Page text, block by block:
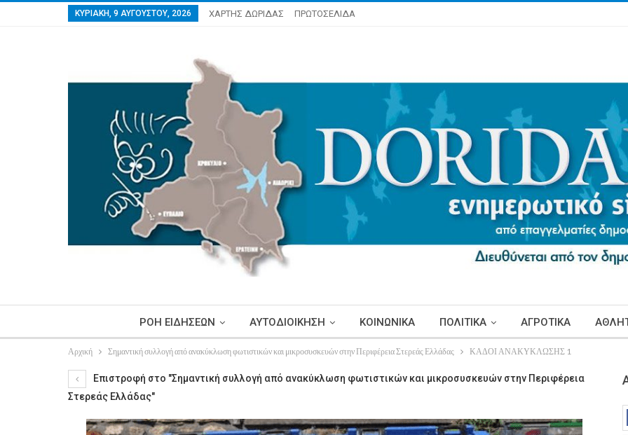
ΚΥΡΙΑΚΉ, 9 ΑΥΓΟΎΣΤΟΥ, 2026 ΧΑΡΤΗΣ ΔΩΡΙΔΑΣ ΠΡΩΤΟΣΕΛΙΔΑ
ΡΟΗ ΕΙΔΗΣΕΩΝ ΑΥΤΟΔΙΟΙΚΗΣΗ ΚΟΙΝΩΝΙΚΑ ΠΟΛΙΤΙΚΑ ΑΓΡΟΤΙΚΑ
Αρχική Σημαντική συλλογή από ανακύκλωση φωτιστικών και μικροσυσκευών στην Περιφέρεια Στερεάς Ελλάδας ΚΑΔΟΙ ΑΝΑΚΥΚΛΩΣΗΣ 1
Επιστροφή στο "Σημαντική συλλογή από ανακύκλωση φωτιστικών και μικροσυσκευών στην Περιφέρεια
Στερεάς Ελλάδας"